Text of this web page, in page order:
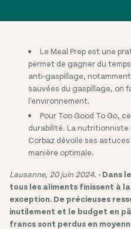
Le Meal Prep est une
permet de gagner du
anti-gaspillage,
sauvées du gaspillage, on
l'environnement.
Pour Too Good To Go,
durabilité. La nutritionniste
Corbaz dévoile ses
manière optimale.
Lausanne, 20 juin 2024. - Dans
tous les aliments finissent à
exception. De précieuses
inutilement et le budget en
francs sont perdus en